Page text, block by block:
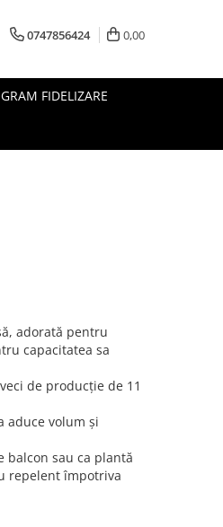
0747856424 0,00
FIDELIZARE
adorată pentru
capacitatea sa
de producție de 11
aduce volum și
balcon sau ca plantă
repelent împotriva